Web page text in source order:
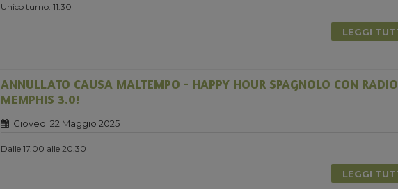
Unico turno: 11.30
LEGGI
ANNULLATO CAUSA MALTEMPO - HAPPY HOUR SPAGNOLO CON RADIO
MEMPHIS 3.0!
Giovedi 22 Maggio 2025
Dalle 17.00 alle 20.30
LEGGI